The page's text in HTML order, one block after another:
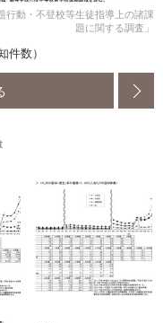
行動・不登校等生徒指導上の諸課
題に関する調査」
件数）